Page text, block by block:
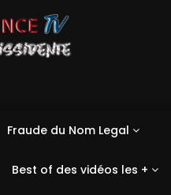
Fraude du Nom Legal
Best of des vidéos les +